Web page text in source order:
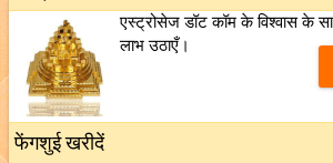
एस्ट्रोसेज डॉट कॉम के विश्वास के
लाभ उठाएँ।
फेंगशुई खरीदें